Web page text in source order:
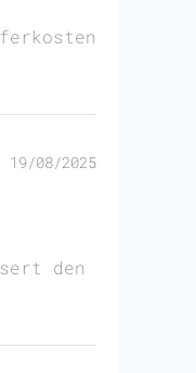
19/08/2025
den